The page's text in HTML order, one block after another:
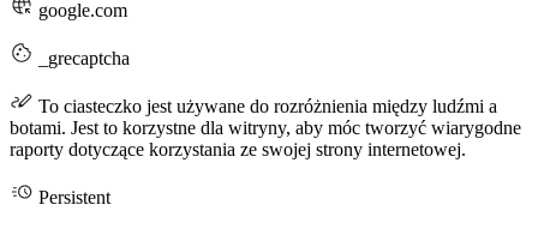
google.com
_grecaptcha
To ciasteczko jest używane do rozróżnienia między ludźmi a
botami. Jest to korzystne dla witryny, aby móc tworzyć wiarygodne
raporty dotyczące korzystania ze swojej strony internetowej.
Persistent